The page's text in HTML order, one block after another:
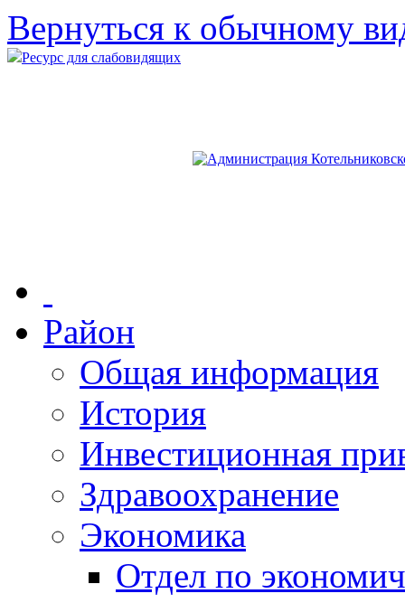
Вернуться к обычному
Ресурс для слабовидящих
Район
Общая информация
История
Инвестиционная
Здравоохранение
Экономика
Отдел по